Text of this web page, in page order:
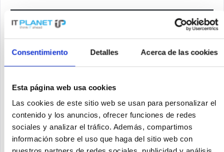
Consentimiento Detalles Acerca de las cookies
Esta página web usa cookies
Las cookies de este sitio web se usan para personalizar el
contenido y los anuncios, ofrecer funciones de redes
sociales y analizar el tráfico. Además, compartimos
información sobre el uso que haga del sitio web con
Por favor elige una variante
Estado del artículo
Añadir a la cesta de la compra
SOLICITE UN PRECIO
Recordar Solicitud de oferta de articulo